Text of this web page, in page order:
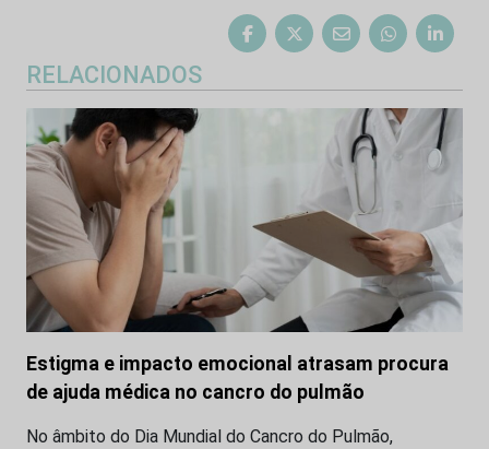
RELACIONADOS
Estigma e impacto emocional atrasam procura
de ajuda médica no cancro do pulmão
No âmbito do Dia Mundial do Cancro do Pulmão,